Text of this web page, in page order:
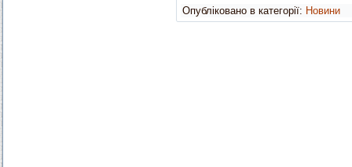
Опубліковано в категорії: Новини